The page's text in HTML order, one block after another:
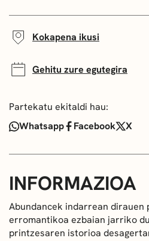
Kokapena ikusi
Gehitu zure egutegira
Partekatu ekitaldi hau:
Whatsapp
Facebook X
INFORMAZIOA
Abundancek indarrean dirauen
erromantikoa ezbaian jarriko
printzesaren istorioa